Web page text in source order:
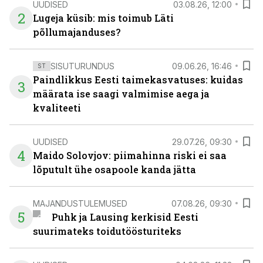
2
UUDISED 03.08.26, 12:00
Lugeja küsib: mis toimub Läti
põllumajanduses?
3
ST SISUTURUNDUS 09.06.26, 16:46
Paindlikkus Eesti taimekasvatuses: kuidas
määrata ise saagi valmimise aega ja
kvaliteeti
4
UUDISED 29.07.26, 09:30
Maido Solovjov: piimahinna riski ei saa
lõputult ühe osapoole kanda jätta
5
MAJANDUSTULEMUSED 07.08.26, 09:30
Puhk ja Lausing kerkisid Eesti
suurimateks toidutöösturiteks